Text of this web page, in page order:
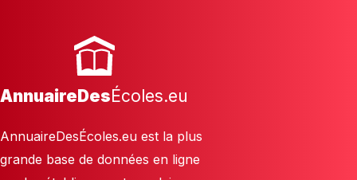
AnnuaireDesÉcoles.eu
AnnuaireDesÉcoles.eu est la plus
grande base de données en ligne